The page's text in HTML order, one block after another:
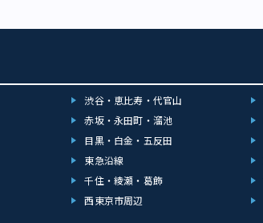
渋谷・恵比寿・代官山
赤坂・永田町・溜池
目黒・白金・五反田
東急沿線
千住・綾瀬・葛飾
西東京市周辺